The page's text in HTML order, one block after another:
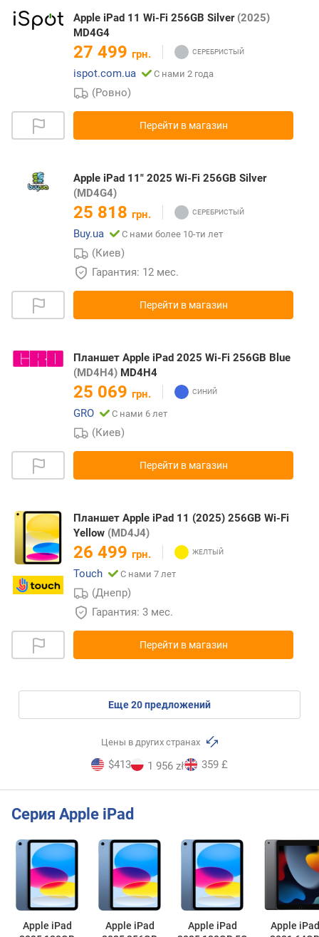
Apple iPad 11 Wi-Fi 256GB Silver (2025)
MD4G4
27 499 грн.
ispot.com.ua
С нами 2 года
(Ровно)
Перейти в магазин
Apple iPad 11" 2025 Wi-Fi 256GB Silver
(MD4G4)
25 818 грн.
Buy.ua
С нами более 10-ти лет
(Киев)
Гарантия: 12 мес.
Перейти в магазин
Планшет Apple iPad 2025 Wi-Fi 256GB Blue
(MD4H4) MD4H4
25 069 грн.
GRO
С нами 6 лет
(Киев)
Перейти в магазин
Планшет Apple iPad 11 (2025) 256GB Wi-Fi
Yellow (MD4J4)
26 499 грн.
Touch
С нами 7 лет
(Днепр)
Гарантия: 3 мес.
Перейти в магазин
eще20предложений
Цены в других странах
$413 1 956 zł 359 £
Серия Apple iPad
Apple iPad
Apple iPad
Apple iPad
Apple iPad